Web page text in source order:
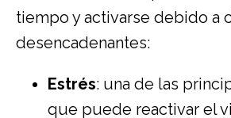
tiempo y activarse debido a
desencadenantes:
Estrés: una de las
que puede reactivar el